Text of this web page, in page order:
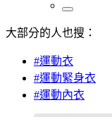
大部分的人也搜：
#運動衣
#運動緊身衣
#運動內衣